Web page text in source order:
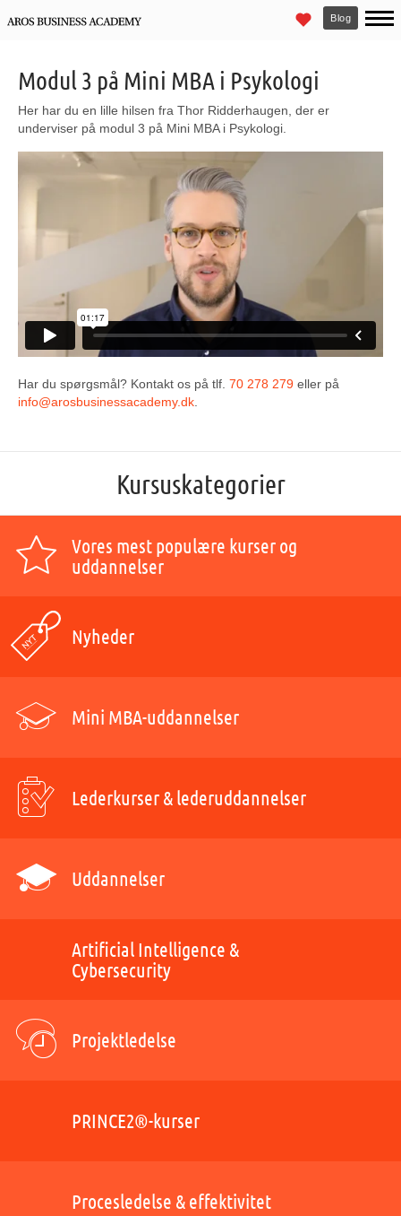
Blog
Modul 3 på Mini MBA i Psykologi
Her har du en lille hilsen fra Thor Ridderhaugen, der er
underviser på modul 3 på Mini MBA i Psykologi.
Har du spørgsmål? Kontakt os på tlf. 70 278 279 eller på
info@arosbusinessacademy.dk
Kursuskategorier
Vores mest populære kurser og
uddannelser
Nyheder
Mini MBA-uddannelser
Lederkurser & lederuddannelser
Uddannelser
Artificial Intelligence &
Cybersecurity
Projektledelse
PRINCE2®-kurser
Procesledelse & effektivitet